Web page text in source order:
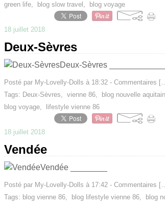
green life, blog slow travel , blog voyage
18 juillet 2018
Deux-Sèvres
Deux-Sèvres
Posté par My-Lovelly-Dolls à 18:32 - Commentaires [
Tags: Deux-Sèvres, vienne 86, blog nouvelle
blog voyage, lifestyle vienne 86
18 juillet 2018
Vendée
Vendée ________
Posté par My-Lovelly-Dolls à 17:42 - Commentaires [
Tags: blog vienne 86, blog lifestyle vienne 86, blog